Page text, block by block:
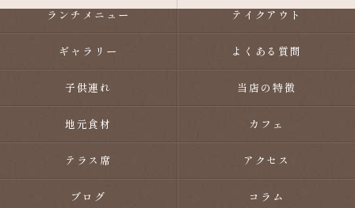
ランチメニュー テイクアウト
ギャラリー よくある質問
子供連れ 当店の特徴
地元食材 カフェ
テラス席 アクセス
ブログ コラム